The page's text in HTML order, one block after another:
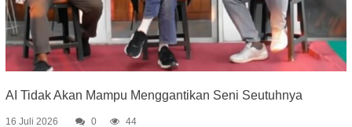
AI Tidak Akan Mampu Menggantikan Seni Seutuhnya
16 Juli 2026 0 44